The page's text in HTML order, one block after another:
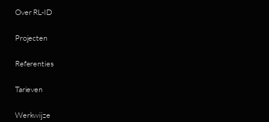
Over RL-ID
Projecten
Referenties
Tarieven
Werkwijze